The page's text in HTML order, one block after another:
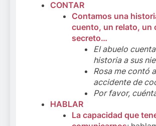
CONTAR
Contamos una
cuento, un relato, un
secreto…
El abuelo
historia a sus
Rosa me contó
accidente de
Por favor,
HABLAR
La capacidad que